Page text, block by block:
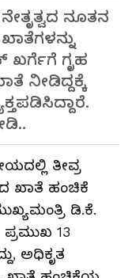
ನೂತನ
ಗೃಹ
ನೀಡಿದ್ದಕ್ಕೆ
ತೀವ್ರ
ಖಾತೆ ಹಂಚಿಕೆ
ಡಿ.ಕೆ.
13
ಅಧಿಕೃತ